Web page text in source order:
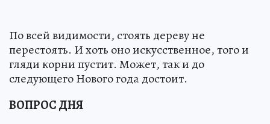
По всей видимости, стоять дереву не
перестоять. И хоть оно искусственное, того и
гляди корни пустит. Может, так и до
следующего Нового года достоит.
ВОПРОС ДНЯ